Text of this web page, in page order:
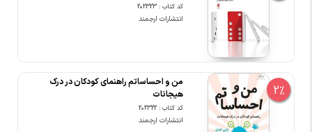
کد کتاب : 202323
انتشارات ارجمند
2%
من و احساساتم راهنمای کودکان در درک
هیجانات
کد کتاب : 202322
انتشارات ارجمند